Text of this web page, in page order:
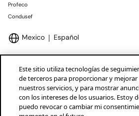
Profeco
Condusef
Mexico Español
Marcas Tendam
Este sitio utiliza tecnologías de
de terceros para proporcionar y
nuestros servicios, y para mostrar
con los intereses de los usuarios. Estoy
puedo revocar o cambiar mi